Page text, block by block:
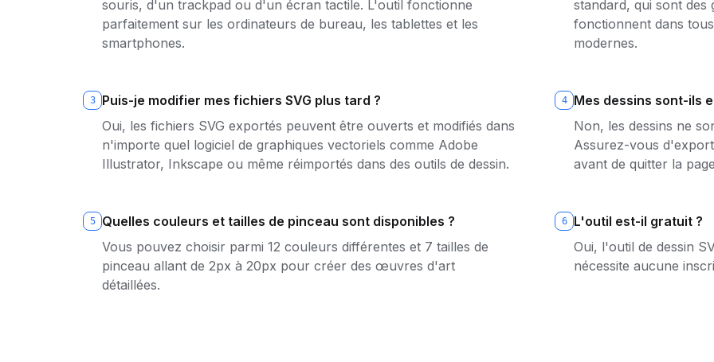
souris, d'un trackpad ou d'un écran tactile. L'outil fonctionne
parfaitement sur les ordinateurs de bureau, les tablettes et les
smartphones.
standard, qui sont des
fonctionnent dans
modernes.
3
Puis-je modifier mes fichiers SVG plus tard ?
Oui, les fichiers SVG exportés peuvent être ouverts et modifiés dans
n'importe quel logiciel de graphiques vectoriels comme Adobe
Illustrator, Inkscape ou même réimportés dans des outils de dessin.
4
Mes dessins sont-ils
Non, les dessins ne
Assurez-vous
avant de quitter la
5
Quelles couleurs et tailles de pinceau sont disponibles ?
Vous pouvez choisir parmi 12 couleurs différentes et 7 tailles de
pinceau allant de 2px à 20px pour créer des œuvres d'art
détaillées.
6
L'outil est-il gratuit ?
Oui, l'outil de dessin
nécessite aucune